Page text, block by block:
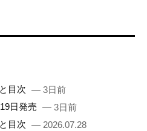
目次 — 3日前
日発売 — 3日前
目次 — 2026.07.28